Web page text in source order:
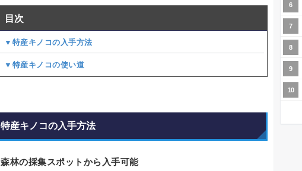
目次
▼特産キノコの入手方法
▼特産キノコの使い道
特産キノコの入手方法
森林の採集スポットから入手可能